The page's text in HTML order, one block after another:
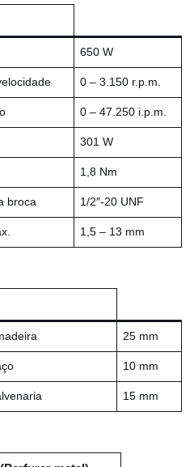
650 W
0 – 3.150 r.p.m.
0 – 47.250 i.p.m.
301 W
1,8 Nm
broca 1/2″-20 UNF
1,5 – 13 mm
25 mm
10 mm
15 mm